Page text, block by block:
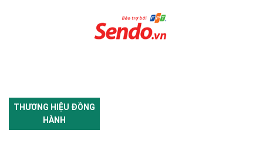
THƯƠNG HIỆU ĐỒNG
HÀNH